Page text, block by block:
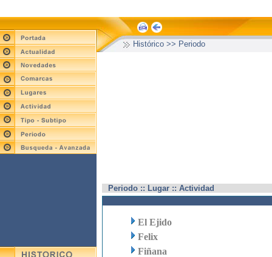
Histórico >> Periodo
Periodo :: Lugar :: Actividad
El Ejido
Felix
Fiñana